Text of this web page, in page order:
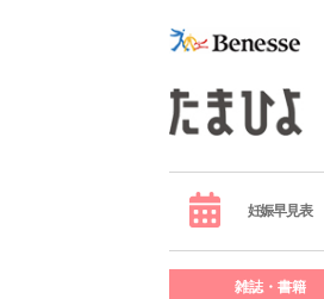
妊娠早見表
雑誌・書籍